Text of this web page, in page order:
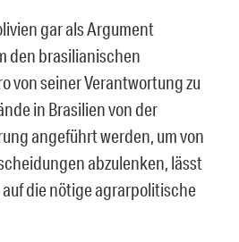
gar als Argument
den brasilianischen
von seiner Verantwortung zu
in Brasilien von der
angeführt werden, um von
abzulenken, lässt
auf die nötige agrarpolitische